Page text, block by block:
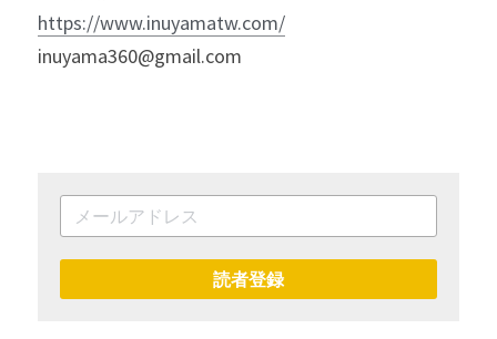
https://www.inuyamatw.com/
inuyama360@gmail.com
読者登録